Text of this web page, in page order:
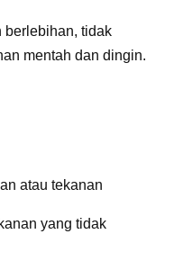
berlebihan, tidak
mentah dan dingin.
atau tekanan
yang tidak